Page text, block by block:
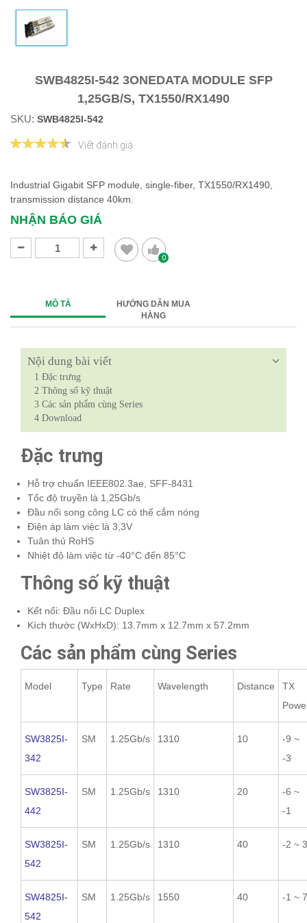
SWB4825I-542 3ONEDATA MODULE SFP
1,25GB/S, TX1550/RX1490
SKU: SWB4825I-542
Viết đánh giá
Industrial Gigabit SFP module, single-fiber, TX1550/RX1490,
transmission distance 40km.
NHẬN BÁO GIÁ
0
MÔ TẢ
HƯỚNG DẪN MUA
HÀNG
Nội dung bài viết
1 Đặc trưng
2 Thông số kỹ thuật
3 Các sản phẩm cùng Series
4 Download
Đặc trưng
Hỗ trợ chuẩn IEEE802.3ae, SFF-8431
Tốc độ truyền là 1,25Gb/s
Đầu nối song công LC có thể cắm nóng
Điện áp làm việc là 3,3V
Tuân thủ RoHS
Nhiệt độ làm việc từ -40°C đến 85°C
Thông số kỹ thuật
Kết nối: Đầu nối LC Duplex
Kích thước (WxHxD): 13.7mm x 12.7mm x 57.2mm
Các sản phẩm cùng Series
Model Type Rate Wavelength Distance
TX
SW3825I-
342
SM 1.25Gb/s 1310 10
-9 ~
-3
SW3825I-
442
SM 1.25Gb/s 1310 20
-6 ~
-1
SW3825I-
542
SM 1.25Gb/s 1310 40 -2 ~ 3
SW4825I-
542
SM 1.25Gb/s 1550 40 -1 ~ 7